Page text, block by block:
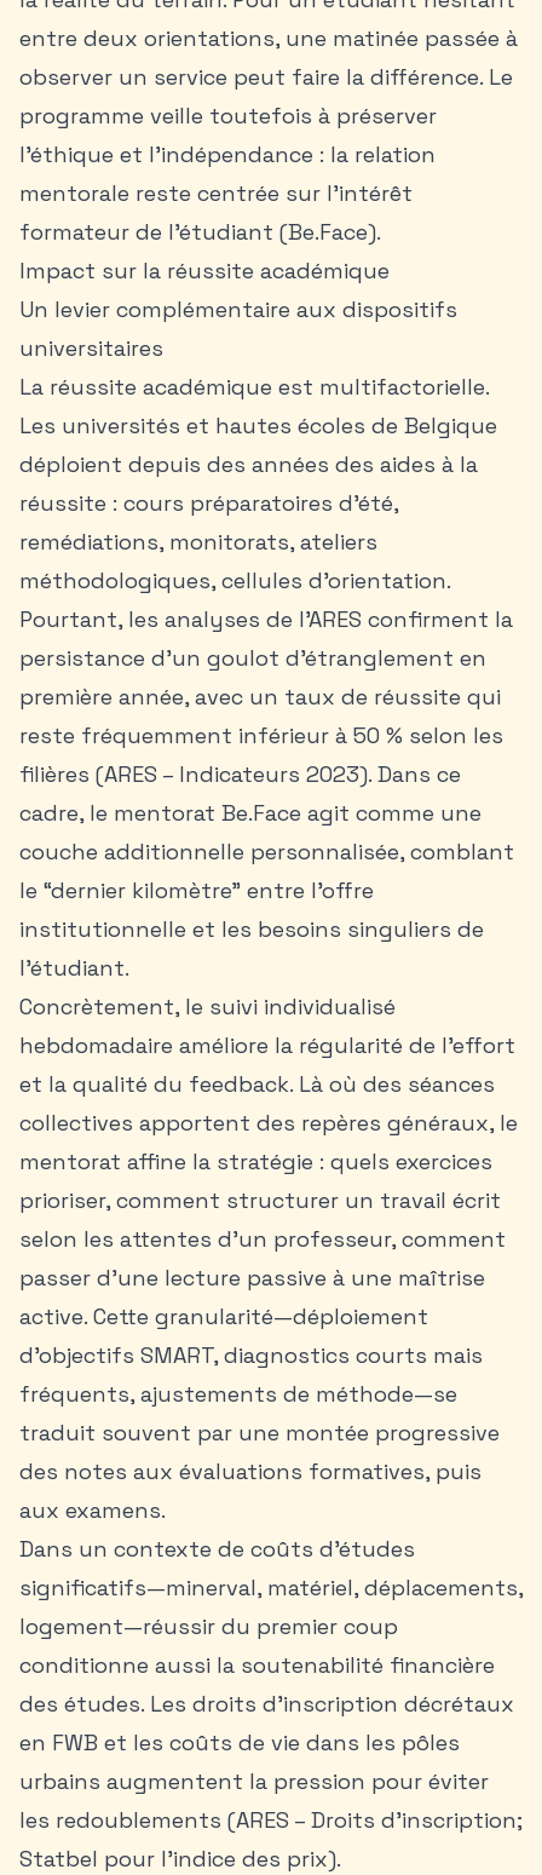
entre deux orientations, une matinée passée à
observer un service peut faire la différence. Le
programme veille toutefois à préserver
l’éthique et l’indépendance : la relation
mentorale reste centrée sur l’intérêt
formateur de l’étudiant (Be.Face).
Impact sur la réussite académique
Un levier complémentaire aux dispositifs
universitaires
La réussite académique est multifactorielle.
Les universités et hautes écoles de Belgique
déploient depuis des années des aides à la
réussite : cours préparatoires d’été,
remédiations, monitorats, ateliers
méthodologiques, cellules d’orientation.
Pourtant, les analyses de l’ARES confirment la
persistance d’un goulot d’étranglement en
première année, avec un taux de réussite qui
reste fréquemment inférieur à 50 % selon les
filières (ARES – Indicateurs 2023). Dans ce
cadre, le mentorat Be.Face agit comme une
couche additionnelle personnalisée, comblant
le “dernier kilomètre” entre l’offre
institutionnelle et les besoins singuliers de
l’étudiant.
Concrètement, le suivi individualisé
hebdomadaire améliore la régularité de l’effort
et la qualité du feedback. Là où des séances
collectives apportent des repères généraux, le
mentorat affine la stratégie : quels exercices
prioriser, comment structurer un travail écrit
selon les attentes d’un professeur, comment
passer d’une lecture passive à une maîtrise
active. Cette granularité—déploiement
d’objectifs SMART, diagnostics courts mais
fréquents, ajustements de méthode—se
traduit souvent par une montée progressive
des notes aux évaluations formatives, puis
aux examens.
Dans un contexte de coûts d’études
significatifs—minerval, matériel, déplacements,
logement—réussir du premier coup
conditionne aussi la soutenabilité financière
des études. Les droits d’inscription décrétaux
en FWB et les coûts de vie dans les pôles
urbains augmentent la pression pour éviter
les redoublements (ARES – Droits d’inscription;
Statbel pour l’indice des prix).